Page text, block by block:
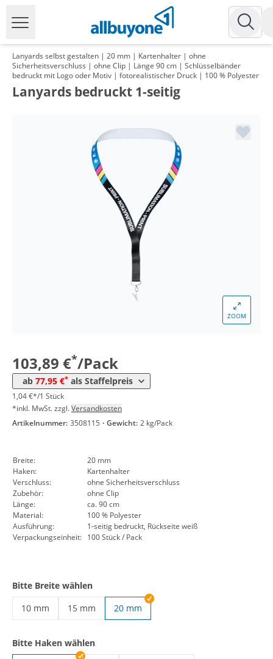
Lanyards selbst gestalten | 20 mm | Kartenhalter | ohne
Sicherheitsverschluss | ohne Clip | Länge 90 cm | Schlüsselbänder
bedruckt mit Logo oder Motiv | fotorealistischer Druck | 100 % Polyester
Lanyards bedruckt 1-seitig
ZOOM
103,89 €*/Pack
ab 77,95 €* als Staffelpreis
93,89 €*
89,96 €
85,92 €
83,90 €
ab 100 Pack 77,95 €
1,04 €*/1 Stück
*inkl. MwSt. zzgl.Versandkosten
Artikelnummer: 3508115 · Gewicht: 2 kg/Pack
Breite:
20 mm
Haken:
Kartenhalter
Verschluss:
ohne Sicherheitsverschluss
Zubehör:
ohne Clip
Länge:
ca. 90 cm
Material:
100 % Polyester
Ausführung:
1-seitig bedruckt, Rückseite weiß
Verpackungseinheit: 100 Stück / Pack
Bitte Breite wählen
10 mm
15 mm
20 mm
Bitte Haken wählen